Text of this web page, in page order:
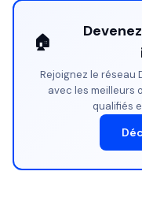
🏠
Rejoignez le réseau
avec les meilleurs
qualifiés